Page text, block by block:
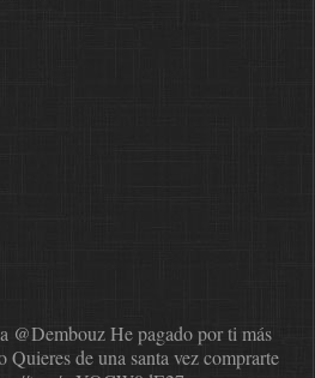
@DembouzHe pagado por ti más
Quieres de una santa vez comprarte